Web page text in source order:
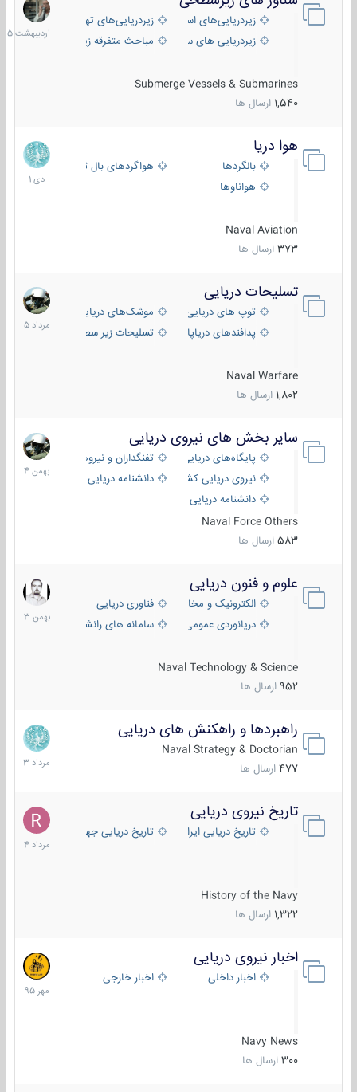
زیردریایی‌های استراتژیکزیردریایی‌های تهاجمی
زیردریایی های سبک
مباحث متفرقه زیرسطحی
Submerge Vessels & Submarines
1,540 ارسال ها
1405
هوا دریا
بالگردها
هواگردهای بال ثابت
هواناوها
Naval Aviation
373 ارسال ها
12
دی
1401
تسلیحات دریایی
توپ های دریایی
موشک‌های دریایی
پدافندهای دریاپایه
تسلیحات زیر سطحی
Naval Warfare
1,802 ارسال ها
2
مرداد
1405
سایر بخش های نیروی دریایی
پایگاه‌های دریایی
تفنگداران و نیروهای ویژه‌ی دریایی
نیروی دریایی کشورهای مختلفدانشنامه دریایی
دانشنامه دریایی کپی
Naval Force Others
583 ارسال ها
22
بهمن
1404
علوم و فنون دریایی
الکترونیک و مخابرات دریاییفناوری دریایی
دریانوردی عمومی
سامانه های رانشی دریایی
Naval Technology & Science
952 ارسال ها
6
بهمن
1403
راهبردها و راهکنش های دریایی
Naval Strategy & Doctorian
477 ارسال ها
2
مرداد
1403
تاریخ نیروی دریایی
تاریخ دریایی ایران تاریخ دریایی جهان
History of the Navy
1,322 ارسال ها
16
مرداد
1404
اخبار نیروی دریایی
اخبار داخلی اخبار خارجی
Navy News
300 ارسال ها
27
مهر
1395